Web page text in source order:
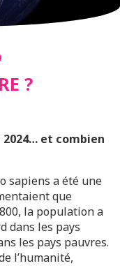
?
2024… et combien
sapiens a été une
que
la population a
dans les pays
les pays pauvres.
l’humanité,